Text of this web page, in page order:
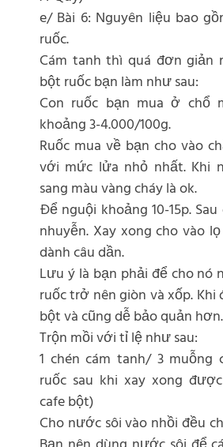
e/ Bài 6: Nguyên liệu bao
ruốc.
Cám tanh thì quá đơn giản
bột ruốc bạn làm như sau:
Con ruốc bạn mua ở chổ
khoảng 3-4.000/100g.
Ruốc mua về bạn cho vào
với mức lửa nhỏ nhất. Khi
sang màu vàng cháy là ok.
Để nguội khoảng 10-15p.
nhuyễn. Xay xong cho vào
dành câu dần.
Lưu ý là bạn phải để cho nó
ruốc trở nên giòn và xốp.
bột và cũng dễ bảo quản hơn.
Trộn mồi với tỉ lệ như sau:
1 chén cám tanh/ 3 muỗng
ruốc sau khi xay xong
cafe bột)
Cho nước sôi vào nhồi đều